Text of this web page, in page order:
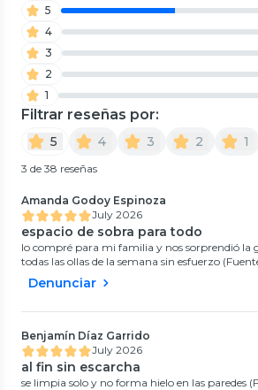
5
4
3
2
1
Filtrar reseñas por:
5 4 3 2 1
3 de 38 reseñas
Amanda Godoy Espinoza
July 2026
espacio de sobra para todo
lo compré para mi familia y nos sorprendió la
todas las ollas de la semana sin esfuerzo
Denunciar
Benjamín Díaz Garrido
July 2026
al fin sin escarcha
se limpia solo y no forma hielo en las paredes